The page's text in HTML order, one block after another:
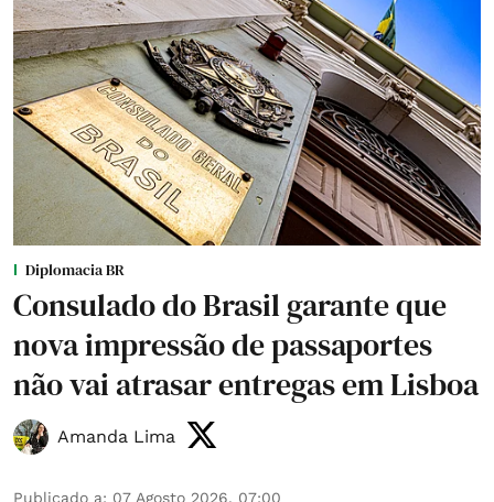
Diplomacia BR
Consulado do Brasil garante que
nova impressão de passaportes
não vai atrasar entregas em Lisboa
Amanda Lima
Publicado a: 07 Agosto 2026, 07:00